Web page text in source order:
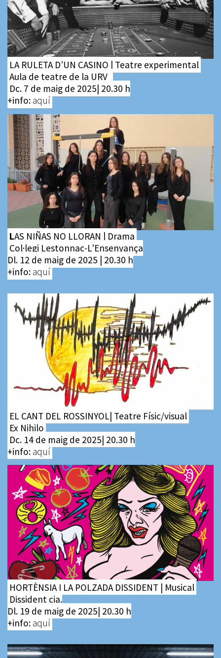
LA RULETA D’UN CASINO | Teatre experimental
Aula de teatre de la URV
Dc. 7 de maig de 2025| 20.30 h
+info: aquí
LAS NIÑAS NO LLORAN | Drama
Col·legi Lestonnac-L’Ensenyança
Dl. 12 de maig de 2025 | 20.30 h
+info: aquí
EL CANT DEL ROSSINYOL| Teatre Físic/visual
Ex Nihilo
Dc. 14 de maig de 2025| 20.30 h
+info: aquí
HORTÈNSIA I LA POLZADA DISSIDENT | Musical
Dissident cia.
Dl. 19 de maig de 2025| 20.30 h
+info: aquí